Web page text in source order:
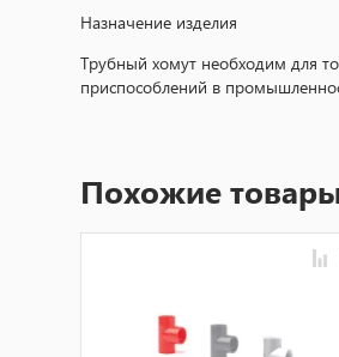
Назначение изделия
Трубный хомут необходим для
приспособлений в
Похожие